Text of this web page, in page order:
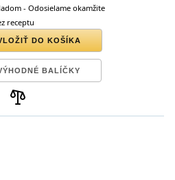
- Odosielame okamžite
receptu
DO KOŠÍKA
BALÍČKY